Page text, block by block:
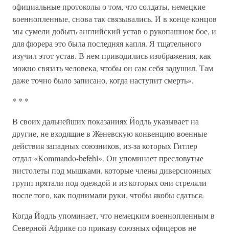
официальные протоколы о том, что солдаты, немецкие
военнопленные, снова так связывались. И в конце концов
мы сумели добыть английский устав о рукопашном бое, и
для фюрера это была последняя капля. Я тщательного
изучил этот устав. В нем приводились изображения, как
можно связать человека, чтобы он сам себя задушил. Там
даже точно было записано, когда наступит смерть».
* * *
В своих дальнейших показаниях Йодль указывает на
другие, не входящие в Женевскую конвенцию военные
действия западных союзников, из-за которых Гитлер
отдал «Kommando-befehl». Он упоминает пресловутые
пистолеты под мышками, которые члены диверсионных
групп прятали под одеждой и из которых они стреляли
после того, как поднимали руки, чтобы якобы сдаться.
Когда Йодль упоминает, что немецким военнопленным в
Северной Африке по приказу союзных офицеров не